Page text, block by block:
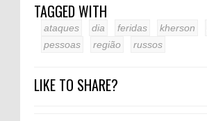
TAGGED WITH
ataques dia feridas kherson
pessoas
região russos
LIKE TO SHARE?